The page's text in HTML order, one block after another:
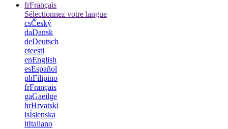
frFrançais
Sélectionnez votre langue
csČeský
daDansk
deDeutsch
eteesti
enEnglish
esEspañol
phFilipino
frFrançais
gaGaeilge
hrHrvatski
isÍslenska
itItaliano